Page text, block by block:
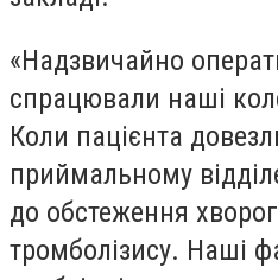
«Надзвичайно
спрацювали наші
Коли пацієнта
приймальному
до обстеження
тромболізису. Наші